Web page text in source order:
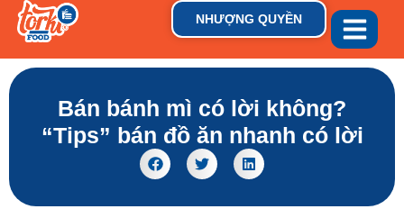
NHƯỢNG QUYỀN
Bán bánh mì có lời không?
“Tips” bán đồ ăn nhanh có lời